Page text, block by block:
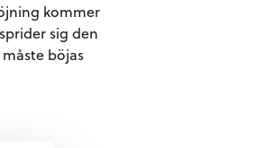
kommer
sig den
böjas